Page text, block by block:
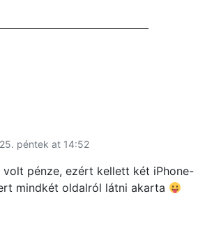
péntek at 14:52
pénze, ezért kellett két iPhone-
mindkét oldalról látni akarta